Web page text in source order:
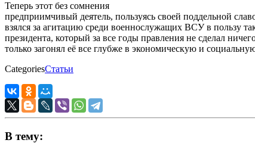
Теперь этот без сомнения
предприимчивый деятель, пользуясь своей поддельной
взялся за агитацию среди военнослужащих ВСУ в пользу
президента, который за все годы правления не сделал
только загонял её все глубже в экономическую и
CategoriesСтатьи
В тему: